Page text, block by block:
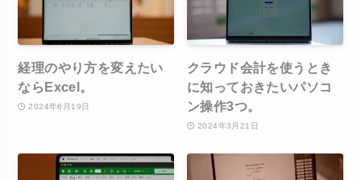
経理のやり方を変えたい
ならExcel。
2024年6月19日
クラウド会計を使うとき
に知っておきたいパソコ
ン操作3つ。
2024年3月21日